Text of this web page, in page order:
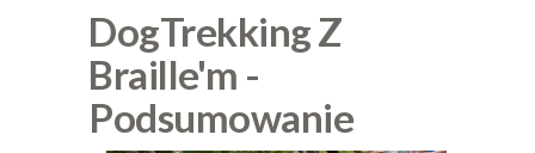
DogTrekking Z
Braille'm -
Podsumowanie